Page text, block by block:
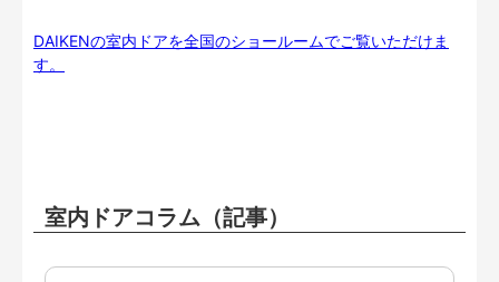
DAIKENの室内ドアを全国のショールームでご覧いただけま
す。
室内ドアコラム（記事）